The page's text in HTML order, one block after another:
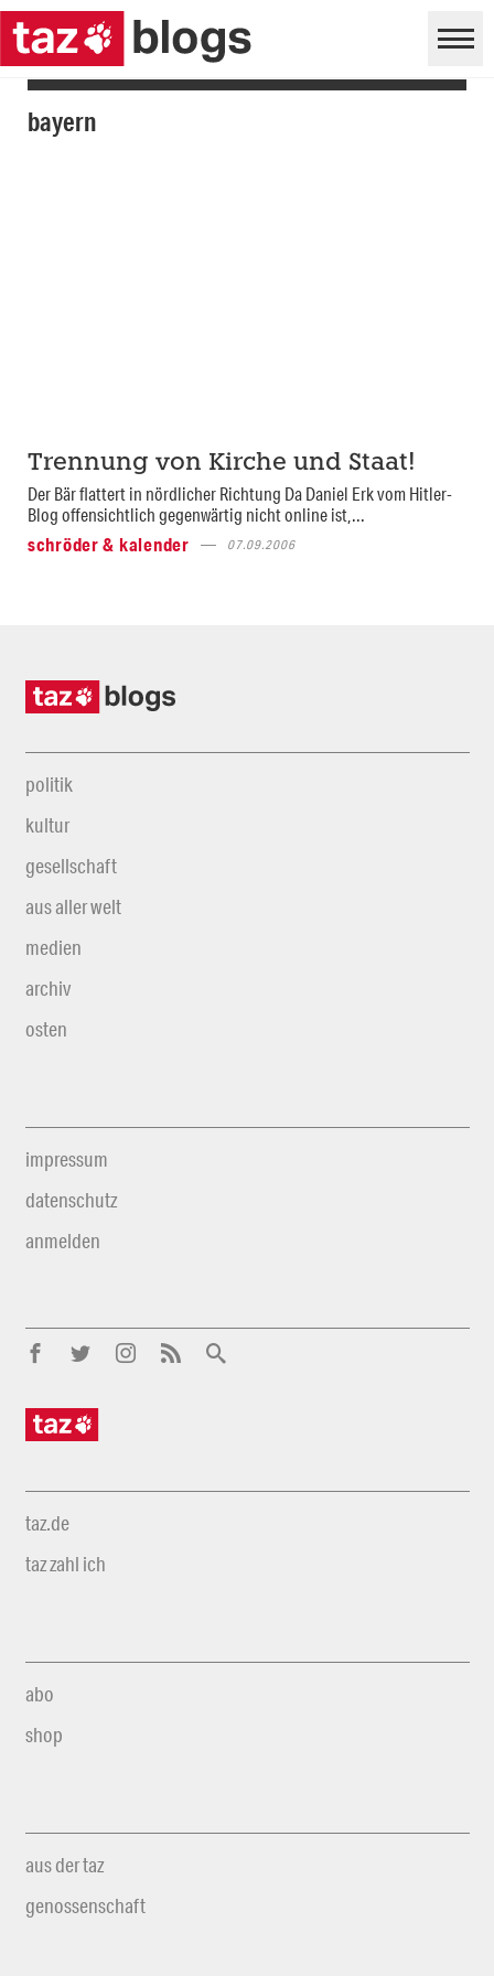
bayern
Trennung von Kirche und Staat!
Der Bär flattert in nördlicher Richtung Da Daniel Erk vom Hitler-
Blog offensichtlich gegenwärtig nicht online ist,...
schröder & kalender
07.09.2006
politik
kultur
gesellschaft
aus aller welt
medien
archiv
osten
impressum
datenschutz
anmelden
taz.de
taz zahl ich
abo
shop
aus der taz
genossenschaft